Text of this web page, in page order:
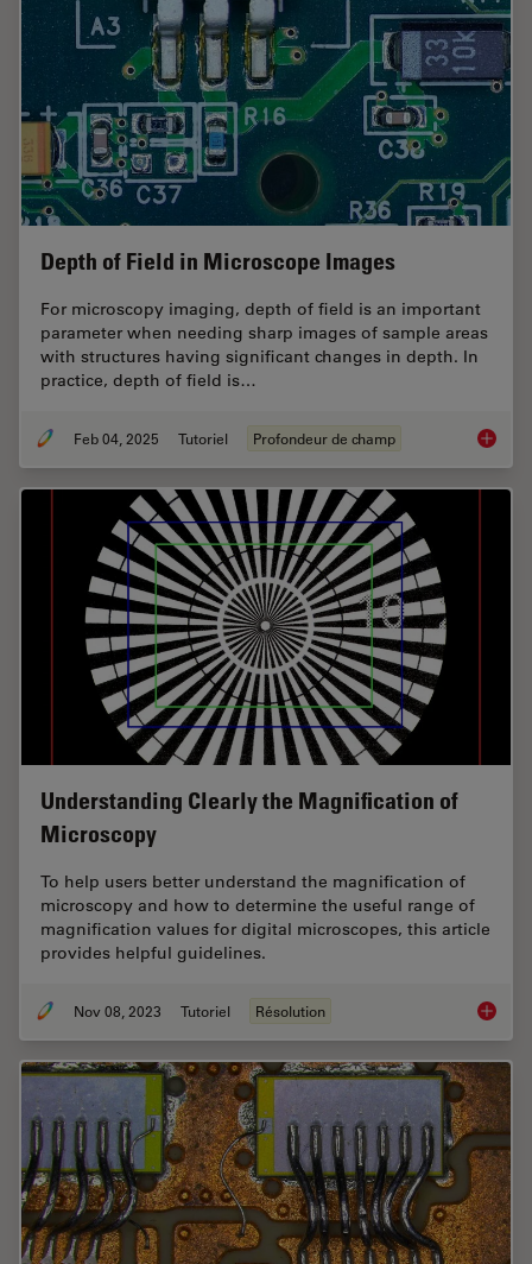
Depth of Field in Microscope Images
For microscopy imaging, depth of field is an important
parameter when needing sharp images of sample areas
with structures having significant changes in depth. In
practice, depth of field is…
Feb 04, 2025 Tutoriel Profondeur de champ Depth
Understanding Clearly the Magnification of
Microscopy
To help users better understand the magnification of
microscopy and how to determine the useful range of
magnification values for digital microscopes, this article
provides helpful guidelines.
Nov 08, 2023 Tutoriel Résolution